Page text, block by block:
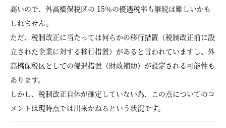
高いので、外高橋保税区の 15％の優遇税率も継続は難しいかも
しれません。
ただ、税制改正に当たっては何らかの移行措置（税制改正前に設
立された企業に対する移行措置）があると言われていますし、外
高橋保税区としての優遇措置（財政補助）が設定される可能性も
あります。
しかし、税制改正自体が確定していない為、この点についてのコ
メントは現時点では出来かねるという状況です。